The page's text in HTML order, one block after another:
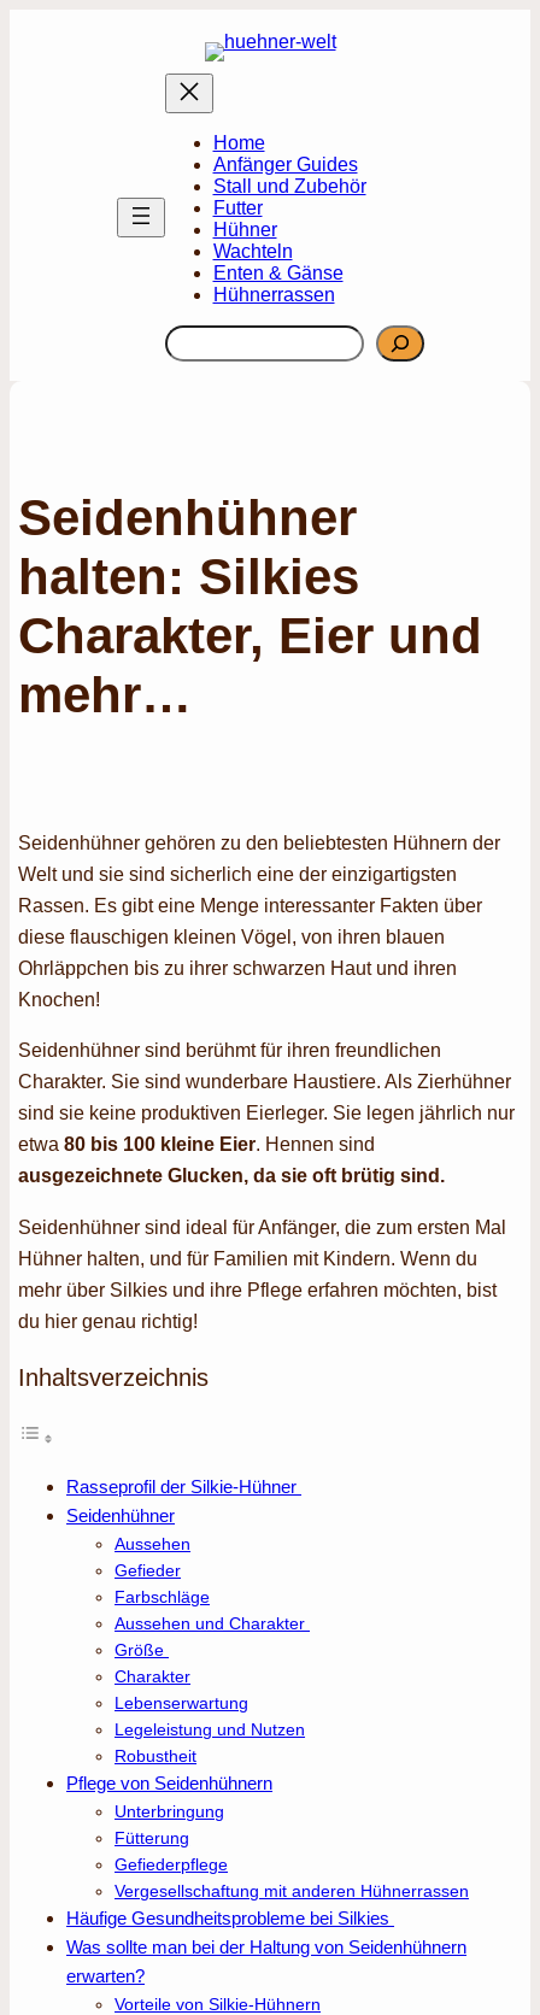
Home
Anfänger Guides
Stall und Zubehör
Futter
Hühner
Wachteln
Enten & Gänse
Hühnerrassen
Suchen
Seidenhühner
halten: Silkies
Charakter, Eier und
mehr…
Seidenhühner gehören zu den beliebtesten Hühnern der
Welt und sie sind sicherlich eine der einzigartigsten
Rassen. Es gibt eine Menge interessanter Fakten über
diese flauschigen kleinen Vögel, von ihren blauen
Ohrläppchen bis zu ihrer schwarzen Haut und ihren
Knochen!
Seidenhühner sind berühmt für ihren freundlichen
Charakter. Sie sind wunderbare Haustiere. Als Zierhühner
sind sie keine produktiven Eierleger. Sie legen jährlich nur
etwa80 bis 100 kleine Eier. Hennen sind
ausgezeichnete Glucken, da sie oft brütig sind.
Seidenhühner sind ideal für Anfänger, die zum ersten Mal
Hühner halten, und für Familien mit Kindern. Wenn du
mehr über Silkies und ihre Pflege erfahren möchten, bist
du hier genau richtig!
Inhaltsverzeichnis
Rasseprofil der Silkie-Hühner
Seidenhühner
Aussehen
Gefieder
Farbschläge
Aussehen und Charakter
Größe
Charakter
Lebenserwartung
Legeleistung und Nutzen
Robustheit
Pflege von Seidenhühnern
Unterbringung
Fütterung
Gefiederpflege
Vergesellschaftung mit anderen Hühnerrassen
Häufige Gesundheitsprobleme bei Silkies
Was sollte man bei der Haltung von Seidenhühnern
erwarten?
Vorteile von Silkie-Hühnern